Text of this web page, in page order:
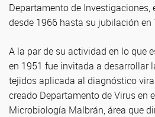
Departamento de
desde 1966 hasta su jubilación en
A la par de su actividad en lo que
en 1951 fue invitada a desarrollar
tejidos aplicada al diagnóstico
creado Departamento de Virus en
Microbiología Malbrán, área que